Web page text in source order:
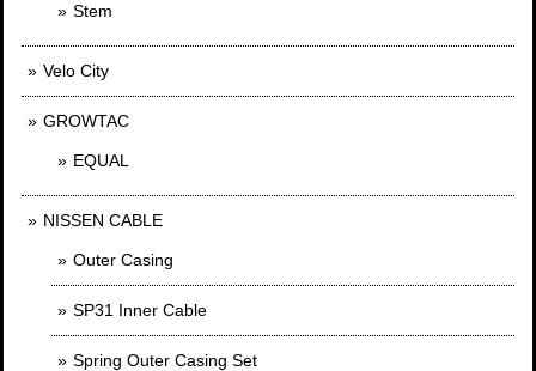
Stem
Velo City
GROWTAC
EQUAL
NISSEN CABLE
Outer Casing
SP31 Inner Cable
Spring Outer Casing Set